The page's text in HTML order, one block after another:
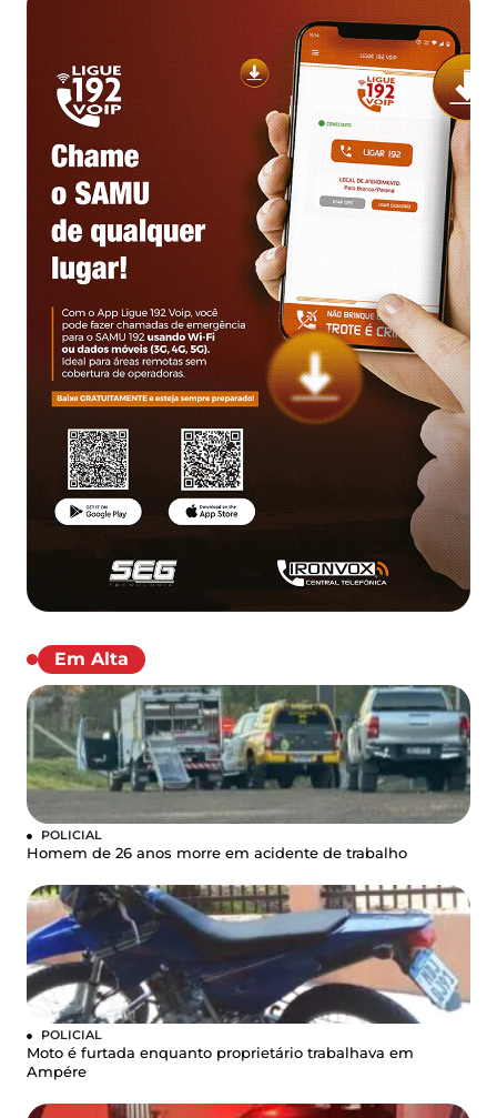
Em Alta
POLICIAL
Homem de 26 anos morre em acidente de trabalho
POLICIAL
Moto é furtada enquanto proprietário trabalhava em
Ampére